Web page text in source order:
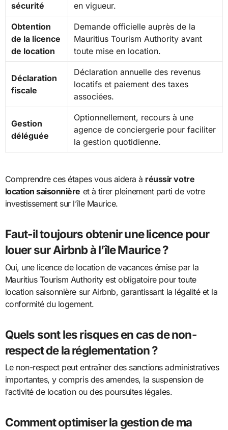
sécurité
en vigueur.
Obtention
de la licence
de location
Demande officielle auprès de la
Mauritius Tourism Authority avant
toute mise en location.
Déclaration
fiscale
Déclaration annuelle des revenus
locatifs et paiement des taxes
associées.
Gestion
déléguée
Optionnellement, recours à une
agence de conciergerie pour faciliter
la gestion quotidienne.
Comprendre ces étapes vous aidera à réussir votre
location saisonnière et à tirer pleinement parti de votre
investissement sur l’île Maurice.
Faut-il toujours obtenir une licence pour
louer sur Airbnb à l’île Maurice ?
Oui, une licence de location de vacances émise par la
Mauritius Tourism Authority est obligatoire pour toute
location saisonnière sur Airbnb, garantissant la légalité et la
conformité du logement.
Quels sont les risques en cas de non-
respect de la réglementation ?
Le non-respect peut entraîner des sanctions administratives
importantes, y compris des amendes, la suspension de
l’activité de location ou des poursuites légales.
Comment optimiser la gestion de ma